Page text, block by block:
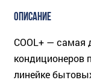
ОПИСАНИЕ
COOL+ — самая
кондиционеров
линейке